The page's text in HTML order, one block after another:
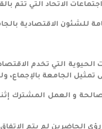
للشئون الاقتصادية
التي تخدم
الجامعة بالإجماع،
و العمل المشترك